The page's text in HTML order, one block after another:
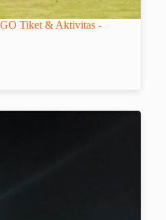
Tiket & Aktivitas -